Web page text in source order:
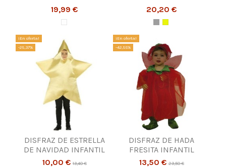
19,99 €
20,20 €
¡En oferta!
-25,37%
DISFRAZ DE ESTRELLA
DE NAVIDAD INFANTIL
10,00 €13,40 €
¡En oferta!
-42,55%
DISFRAZ DE HADA
FRESITA INFANTIL
13,50 € 23,50 €